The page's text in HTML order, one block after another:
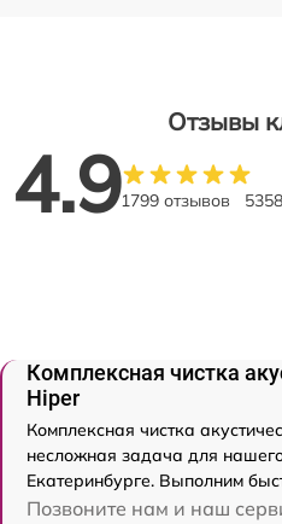
Отзывы
4.91799 отзывов
Комплексная чистка
Hiper
Комплексная чистка
несложная задача для
Екатеринбурге. Выполним
Позвоните нам и наш